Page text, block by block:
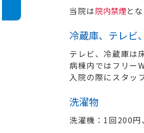
当院は院内禁煙と
冷蔵庫、テレビ
テレビ、冷蔵庫は
病棟内ではフリー
入院の際にスタッ
洗濯物
洗濯機：1回200